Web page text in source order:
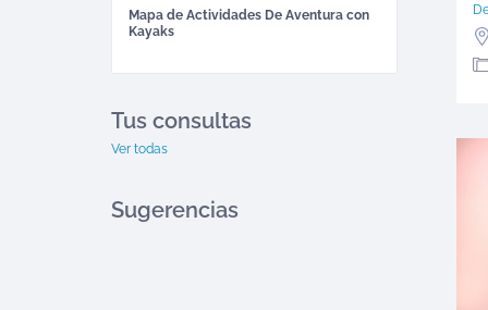
Mapa de Actividades De Aventura con
Kayaks
Tus consultas
Ver todas
Sugerencias